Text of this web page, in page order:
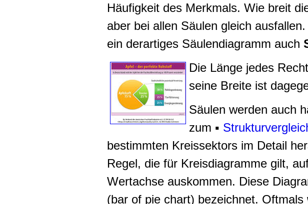
Häufigkeit des Merkmals. Wie breit
aber bei allen Säulen gleich
ein derartiges Säulendiagramm auch
Die Länge jedes
seine Breite ist
Säulen werden auch
zum ▪
bestimmten Kreissektors im Detail
Regel, die für Kreisdiagramme gilt,
Wertachse auskommen. Diese
(bar of pie chart) bezeichnet. Oftmals